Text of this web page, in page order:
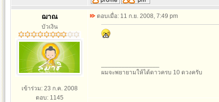
ฌาณ
บัวเงิน
เข้าร่วม: 23 ก.ค. 2008
ตอบ: 1145
ตอบเมื่อ: 11 ก.ย. 2008, 7:49 pm
ผมจะพยายามให้ได้ดาวครบ 10 ดวงครับ